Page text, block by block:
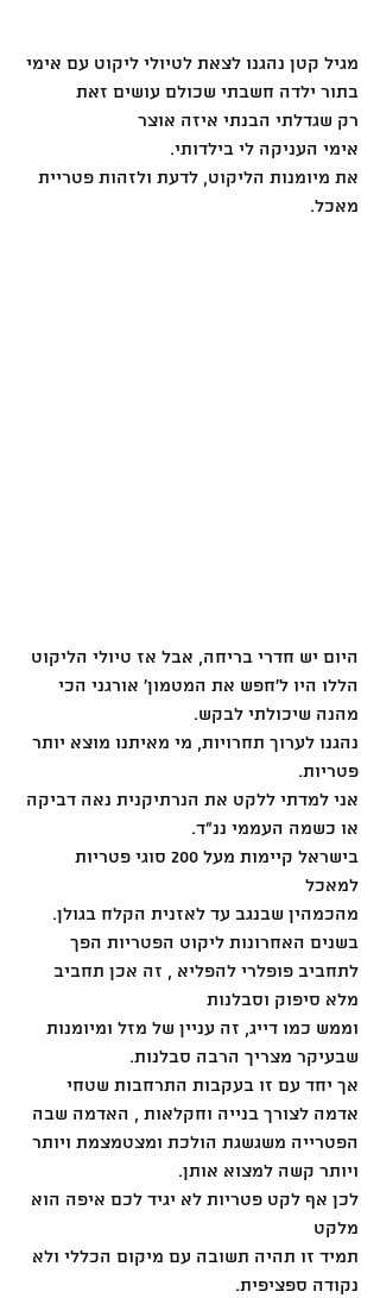
מגיל קטן נהגנו לצאת לטיולי ליקוט עם אימי
בתור ילדה חשבתי שכולם עושים זאת
רק שגדלתי הבנתי איזה אוצר
אימי העניקה לי בילדותי.
את מיומנות הליקוט, לדעת ולזהות פטריית
מאכל.
היום יש חדרי בריחה, אבל אז טיולי הליקוט
הללו היו ל׳חפש את המטמון׳ אורגני הכי
מהנה שיכולתי לבקש.
נהגנו לערוך תחרויות, מי מאיתנו מוצא יותר
פטריות.
אני למדתי ללקט את הנרתיקנית נאה דביקה
או כשמה העממי ננ״ד.
בישראל קיימות מעל 200 סוגי פטריות
למאכל
מהכמהין שבנגב עד לאזנית הקלח בגולן.
בשנים האחרונות ליקוט הפטריות הפך
לתחביב פופלרי להפליא , זה אכן תחביב
מלא סיפוק וסבלנות
וממש כמו דייג, זה עניין של מזל ומיומנות
שבעיקר מצריך הרבה סבלנות.
אך יחד עם זו בעקבות התרחבות שטחי
אדמה לצורך בנייה וחקלאות , האדמה שבה
הפטרייה משגשגת הולכת ומצטמצמת ויותר
ויותר קשה למצוא אותן.
לכן אף לקט פטריות לא יגיד לכם איפה הוא
מלקט
תמיד זו תהיה תשובה עם מיקום הכללי ולא
נקודה ספציפית.